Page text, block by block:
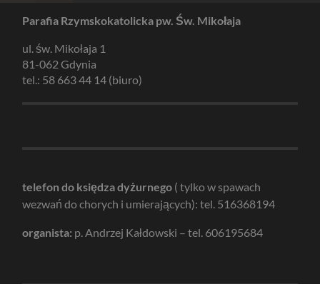
Parafia Rzymskokatolicka pw. Św. Mikołaja
ul. św. Mikołaja 1
81-062 Gdynia
tel.: 58 663 44 14 (biuro)
telefon do księdza dyżurnego ( tylko w spawach
wezwań do chorych i umierających): tel. 516368194
organista: p. Andrzej Kałdowski – tel. 606195684